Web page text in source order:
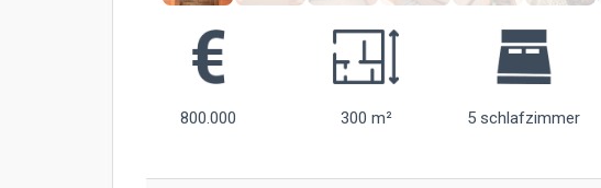
800.000 300 m² 5 schlafzimmer